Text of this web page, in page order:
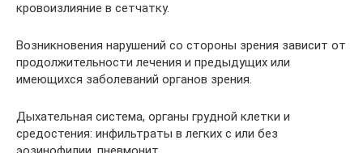
кровоизлияние в сетчатку.
Возникновения нарушений со стороны зрения зависит от
продолжительности лечения и предыдущих или
имеющихся заболеваний органов зрения.
Дыхательная система, органы грудной клетки и
средостения: инфильтраты в легких с или без